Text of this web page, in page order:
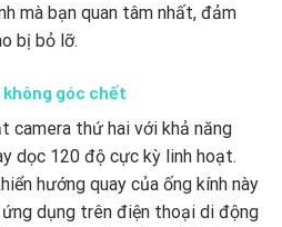
mà bạn quan tâm nhất, đảm
bị bỏ lỡ.
không góc chết
camera thứ hai với khả năng
dọc 120 độ cực kỳ linh hoạt.
hướng quay của ống kính này
dụng trên điện thoại di động